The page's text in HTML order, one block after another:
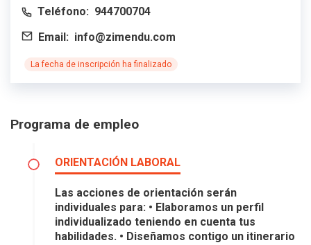
Teléfono: 944700704
Email: info@zimendu.com
La fecha de inscripción ha finalizado
Programa de empleo
ORIENTACIÓN LABORAL
Las acciones de orientación serán
individuales para: • Elaboramos un perfil
individualizado teniendo en cuenta tus
habilidades. • Diseñamos contigo un itinerario